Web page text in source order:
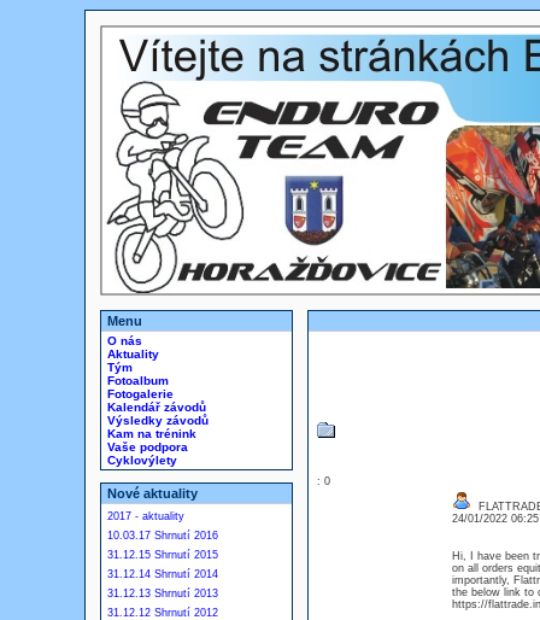
Menu
O nás
Aktuality
Tým
Fotoalbum
Fotogalerie
Kalendář závodů
Výsledky závodů
Kam na trénink
Vaše podpora
Cyklovýlety
Nové aktuality
2017 - aktuality
10.03.17 Shrnutí 2016
31.12.15 Shrnutí 2015
31.12.14 Shrnutí 2014
31.12.13 Shrnutí 2013
31.12.12 Shrnutí 2012
: 0
24/01/2022
Hi, I have been
on all orders
importantly,
the below link to
https://